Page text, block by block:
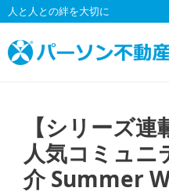
コ
ン
テ
ン
人と人との絆を大切に
【シリーズ
人気コミュニ
介 Summer